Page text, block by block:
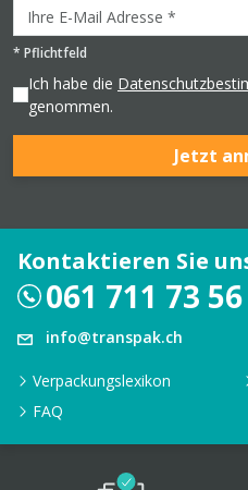
* Pflichtfeld
Ich habe die
genommen.
Jetzt
Kontaktieren Sie
061 711 73 56
info@transpak.ch
Verpackungslexikon
FAQ